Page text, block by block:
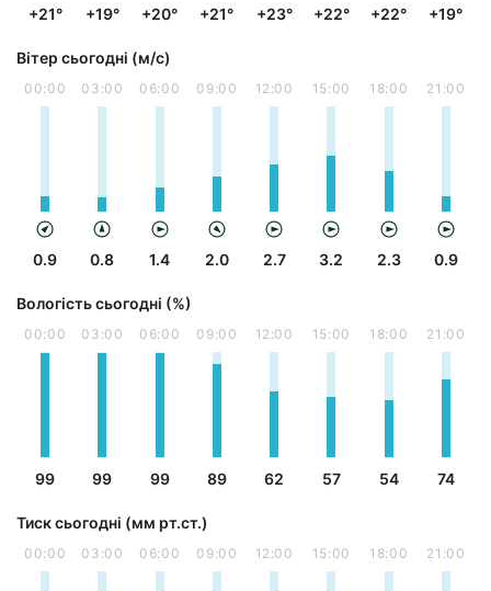
+21° +19° +20° +21° +23° +22° +22° +19°
Вітер сьогодні (м/с)
00:00
0.9
03:00
0.8
06:00
1.4
09:00
2.0
12:00
2.7
15:00
3.2
18:00
2.3
21:00
0.9
Вологість сьогодні (%)
00:00
99
03:00
99
06:00
99
09:00
89
12:00
62
15:00
57
18:00
54
21:00
74
Тиск сьогодні (мм рт.ст.)
00:00 03:00 06:00 09:00 12:00 15:00 18:00 21:00